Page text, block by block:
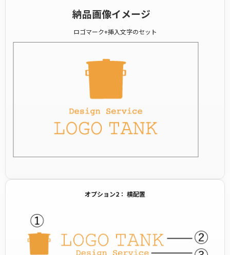
納品画像イメージ
ロゴマーク+挿入文字のセット
オプション2： 横配置